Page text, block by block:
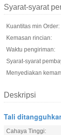
Syarat-syarat
Kuantitas min Order:
Kemasan rincian:
Waktu pengiriman:
Syarat-syarat
Menyediakan
Deskripsi
Tali
Cahaya Tinggi: